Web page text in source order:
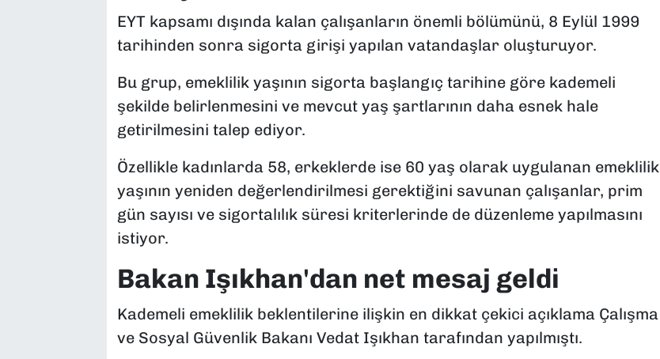
EYT kapsamı dışında kalan çalışanların önemli bölümünü, 8 Eylül 1999
tarihinden sonra sigorta girişi yapılan vatandaşlar oluşturuyor.
Bu grup, emeklilik yaşının sigorta başlangıç tarihine göre kademeli
şekilde belirlenmesini ve mevcut yaş şartlarının daha esnek hale
getirilmesini talep ediyor.
Özellikle kadınlarda 58, erkeklerde ise 60 yaş olarak uygulanan emeklilik
yaşının yeniden değerlendirilmesi gerektiğini savunan çalışanlar, prim
gün sayısı ve sigortalılık süresi kriterlerinde de düzenleme yapılmasını
istiyor.
Bakan Işıkhan'dan net mesaj geldi
Kademeli emeklilik beklentilerine ilişkin en dikkat çekici açıklama Çalışma
ve Sosyal Güvenlik Bakanı Vedat Işıkhan tarafından yapılmıştı.